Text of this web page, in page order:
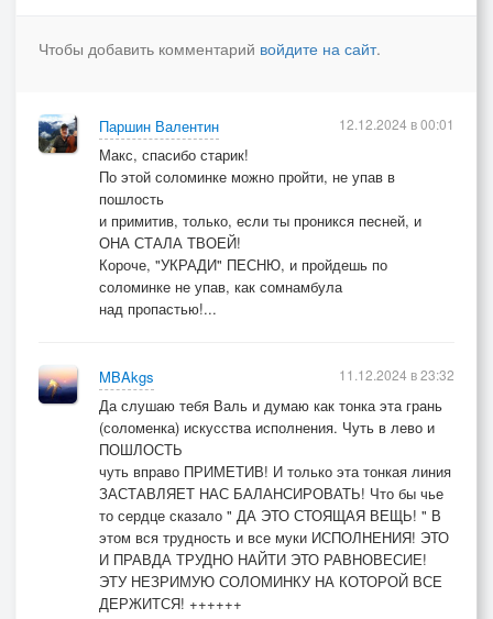
Не знаю кем…
К твоим потянется ладоням –
Разлуку встречей утолить
Печаль улыбкой урезонить.
Ты никому не говори,
О том, что счастье было с нами,
Но за соломинку любви
Держись упрямыми руками.
Разлуку встречей утолить
Печаль улыбкой урезонить.
Ты никому не говори,
О том, что счастье было с нами,
Но за соломинку любви
Держись упрямыми руками.
Ты никому не говори,
О том, что счастье было с нами,
Но за соломинку любви
Чтобы добавить комментарий войдите на сайт.
Паршин Валентин
Макс, спасибо старик!
По этой соломинке можно пройти, не упав в
пошлость
и примитив, только, если ты проникся песней, и
ОНА СТАЛА ТВОЕЙ!
Короче, "УКРАДИ" ПЕСНЮ, и пройдешь по
соломинке не упав, как сомнамбула
над пропастью!...
12.12.2024 в 00:01
MBAkgs
Да слушаю тебя Валь и думаю как тонка эта грань
(соломенка) искусства исполнения. Чуть в лево и
ПОШЛОСТЬ
чуть вправо ПРИМЕТИВ! И только эта тонкая линия
ЗАСТАВЛЯЕТ НАС БАЛАНСИРОВАТЬ! Что бы чье
то сердце сказало " ДА ЭТО СТОЯЩАЯ ВЕЩЬ! " В
этом вся трудность и все муки ИСПОЛНЕНИЯ! ЭТО
И ПРАВДА ТРУДНО НАЙТИ ЭТО РАВНОВЕСИЕ!
ЭТУ НЕЗРИМУЮ СОЛОМИНКУ НА КОТОРОЙ ВСЕ
ДЕРЖИТСЯ! ++++++
11.12.2024 в 23:32